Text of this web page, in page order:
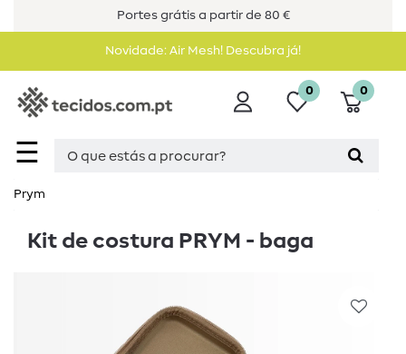
Portes grátis a partir de 80 €
Novidade: Air Mesh! Descubra já!
☰
0 0
Prym
Kit de costura PRYM - baga